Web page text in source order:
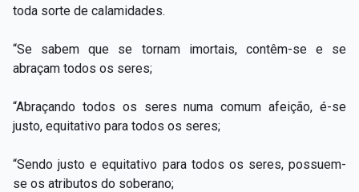
toda sorte de calamidades.
“Se sabem que se tornam imortais, contêm-se e se
abraçam todos os seres;
“Abraçando todos os seres numa comum afeição, é-se
justo, equitativo para todos os seres;
“Sendo justo e equitativo para todos os seres, possuem-
se os atributos do soberano;